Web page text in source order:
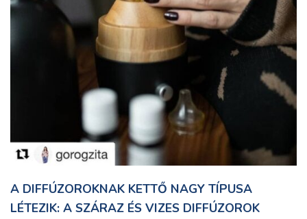
A DIFFÚZOROKNAK KETTŐ NAGY TÍPUSA
LÉTEZIK: A SZÁRAZ ÉS VIZES DIFFÚZOROK